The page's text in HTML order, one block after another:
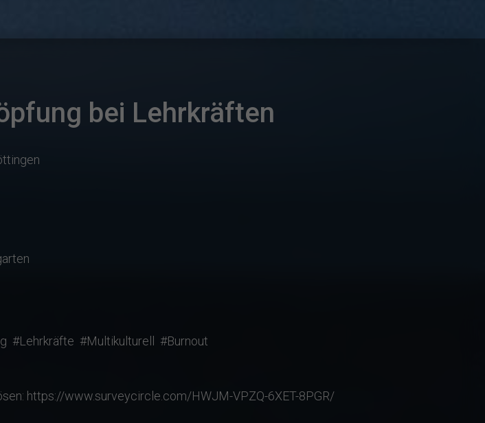
bei Lehrkräften
#Lehrkräfte #Multikulturell #Burnout
https://www.surveycircle.com/HWJM-VPZQ-6XET-8PGR/